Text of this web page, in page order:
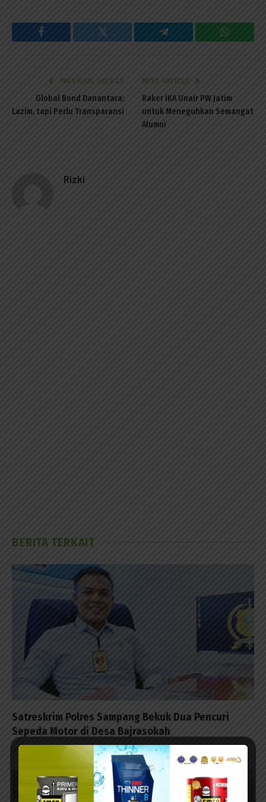
Facebook Twitter Telegram
PREVIOUS ARTICLE
Global Bond Danantara:
Lazim, tapi Perlu Transparansi
NEXT ARTICLE
Raker IKA Unair PW Jatim
untuk Meneguhkan Semangat
Alumni
Rizki
BERITA TERKAIT
Satreskrim Polres Sampang Bekuk Dua Pencuri
Sepeda Motor di Desa Bajrasokah
08/08/2026 - 21:48